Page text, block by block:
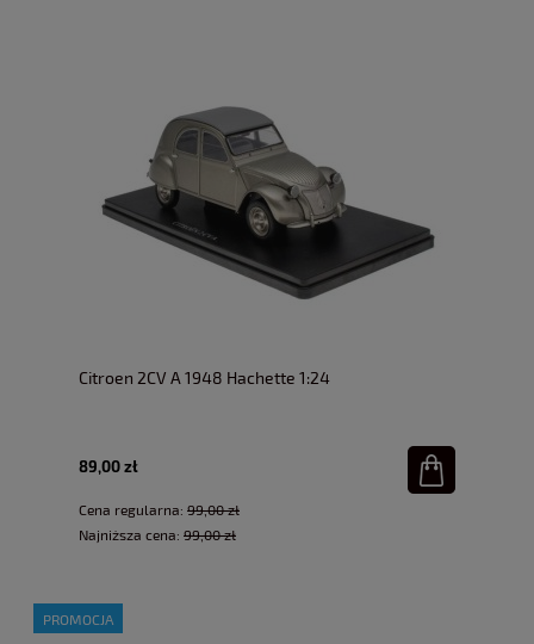
Citroen 2CV A 1948 Hachette 1:24
89,00 zł
Cena regularna: 99,00 zł
Najniższa cena: 99,00 zł
PROMOCJA